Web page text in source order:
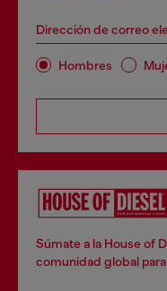
Dirección de correo
Hombres
Súmate a la House of
comunidad global